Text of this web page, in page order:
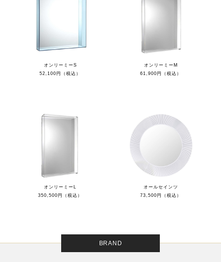
オンリーミーS
52,100円（税込）
オンリーミーM
61,900円（税込）
オンリーミーL
350,500円（税込）
オールセインツ
73,500円（税込）
BRAND